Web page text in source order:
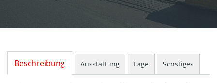
Beschreibung Ausstattung Lage Sonstiges